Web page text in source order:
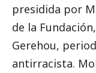
presidida por
de la
Gerehou,
antirracista.